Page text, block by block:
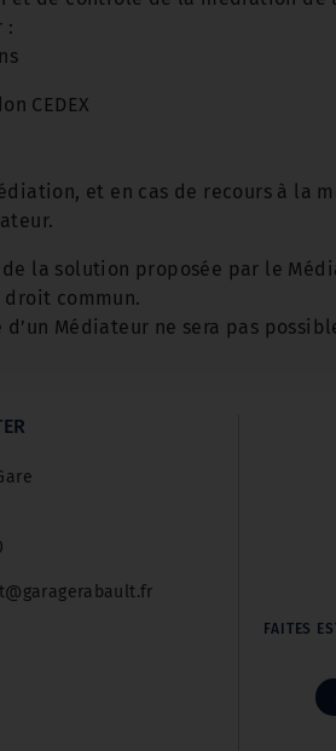
:
CEDEX
et en cas de recours à la
la solution proposée par le
commun.
Médiateur ne sera pas
FAITES